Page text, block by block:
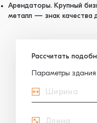
Арендаторы. Крупный
металл — знак качества
Рассчитать
Параметры здания